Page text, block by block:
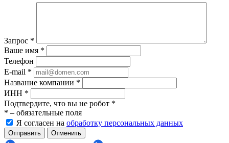
Запрос *
Ваше имя *
Телефон
E-mail *
Название компании *
ИНН *
Подтвердите, что вы не робот *
* – обязательные поля
Я согласен на обработку персональных данных
Отменить